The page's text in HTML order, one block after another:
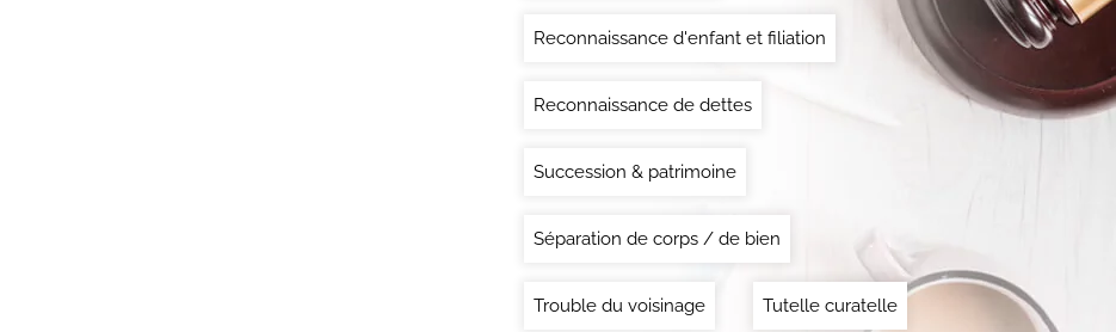
Reconnaissance d'enfant et filiation
Reconnaissance de dettes
Succession & patrimoine
Séparation de corps / de bien
Trouble du voisinage Tutelle curatelle